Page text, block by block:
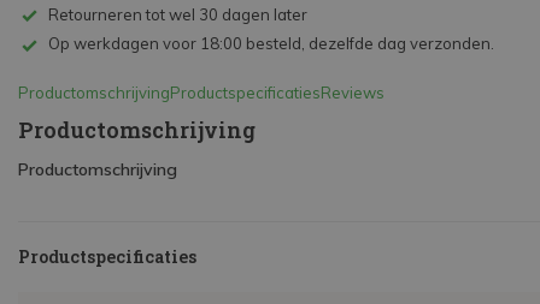
Retourneren tot wel 30 dagen later
Op werkdagen voor 18:00 besteld, dezelfde dag verzonden.
ProductomschrijvingProductspecificatiesReviews
Productomschrijving
Productomschrijving
Productspecificaties